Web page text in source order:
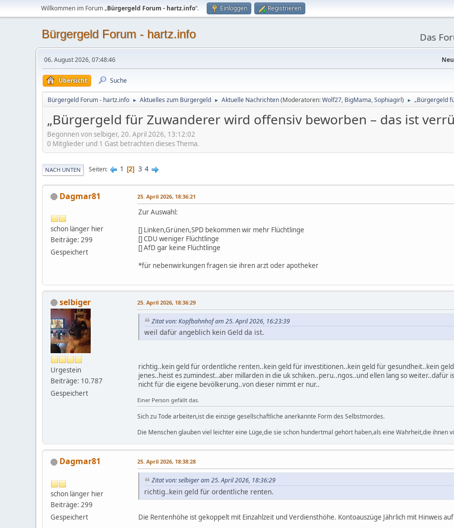
Willkommen im Forum „Bürgergeld Forum - hartz.info“. Einloggen Registrieren
Bürgergeld Forum - hartz.info Das
06. August 2026, 07:48:46
Übersicht Suche
Bürgergeld Forum - hartz.info ► Aktuelles zum Bürgergeld ► Aktuelle Nachrichten(Moderatoren:Wolf27, BigMama,Sophiagirl) ► „Bürgergeld
„Bürgergeld für Zuwanderer wird offensiv beworben – das ist
Begonnen von selbiger, 20. April 2026, 13:12:02
0 Mitglieder und 1 Gast betrachten dieses Thema.
NACH UNTEN Seiten 1 2 3 4
Dagmar81
schon länger hier
Beiträge: 299
Gespeichert
25. April 2026, 18:36:21
Zur Auswahl:
[] Linken,Grünen,SPD bekommen wir mehr Flüchtlinge
[] CDU weniger Flüchtlinge
[] AfD gar keine Flüchtlinge
*für nebenwirkungen fragen sie ihren arzt oder apotheker
selbiger
Urgestein
Beiträge: 10.787
Gespeichert
25. April 2026, 18:36:29
Zitat von: Kopfbahnhof am 25. April 2026, 16:23:39
weil dafür angeblich kein Geld da ist.
richtig..kein geld für ordentliche renten..kein geld für investitionen..kein geld für gesundheit..kein
jenes..heist es zumindest..aber millarden in die uk schiken..peru..ngos..und ellen lang so
nicht für die eigene bevölkerung..von dieser nimmt er nur..
Einer Person gefällt das.
Sich zu Tode arbeiten,ist die einzige gesellschaftliche anerkannte Form des Selbstmordes.
Die Menschen glauben viel leichter eine Lüge,die sie schon hundertmal gehört haben,als eine Wahrheit,die ihnen
Dagmar81
schon länger hier
Beiträge: 299
Gespeichert
25. April 2026, 18:38:28
Zitat von: selbiger am 25. April 2026, 18:36:29
richtig..kein geld für ordentliche renten.
Die Rentenhöhe ist gekoppelt mit Einzahlzeit und Verdiensthöhe. Kontoauszüge Jährlich mit Hinweis